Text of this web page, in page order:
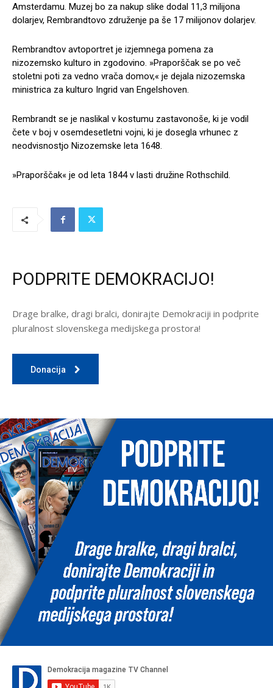
Amsterdamu. Muzej bo za nakup slike dodal 11,3 milijona
dolarjev, Rembrandtovo združenje pa še 17 milijonov dolarjev.
Rembrandtov avtoportret je izjemnega pomena za
nizozemsko kulturo in zgodovino. »Praporščak se po več
stoletni poti za vedno vrača domov,« je dejala nizozemska
ministrica za kulturo Ingrid van Engelshoven.
Rembrandt se je naslikal v kostumu zastavonoše, ki je vodil
čete v boj v osemdesetletni vojni, ki je dosegla vrhunec z
neodvisnostjo Nizozemske leta 1648.
»Praporščak« je od leta 1844 v lasti družine Rothschild.
PODPRITE DEMOKRACIJO!
Drage bralke, dragi bralci, donirajte Demokraciji in podprite
pluralnost slovenskega medijskega prostora!
Donacija